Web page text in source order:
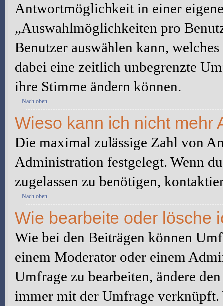
Antwortmöglichkeit in einer
„Auswahlmöglichkeiten pro
Benutzer auswählen kann,
dabei eine zeitlich unbegrenzte
ihre Stimme ändern können.
Nach oben
Wieso kann ich nicht mehr
Die maximal zulässige Zahl von
Administration festgelegt. Wenn
zugelassen zu benötigen,
Nach oben
Wie bearbeite oder lösche
Wie bei den Beiträgen können
einem Moderator oder einem
Umfrage zu bearbeiten, ändere
immer mit der Umfrage verknüpft.